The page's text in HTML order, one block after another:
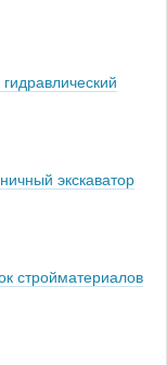
экскаватор
стройматериалов